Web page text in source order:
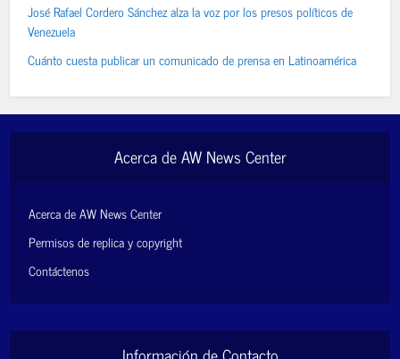
José Rafael Cordero Sánchez alza la voz por los presos políticos de
Venezuela
Cuánto cuesta publicar un comunicado de prensa en Latinoamérica
Acerca de AW News Center
Acerca de AW News Center
Permisos de replica y copyright
Contáctenos